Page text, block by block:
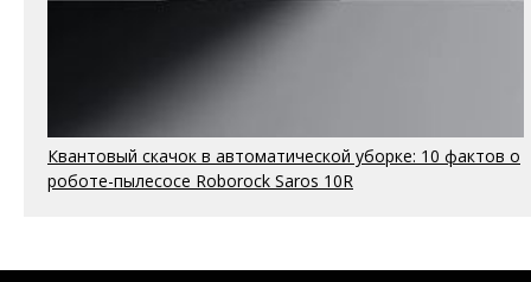
Квантовый скачок в автоматической уборке: 10 фактов о
роботе-пылесосе Roborock Saros 10R